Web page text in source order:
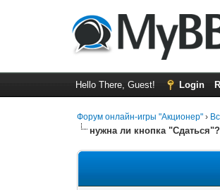
Hello There, Guest! Login
Форум онлайн-игры "Акционер" ›
нужна ли кнопка "Сдаться"?